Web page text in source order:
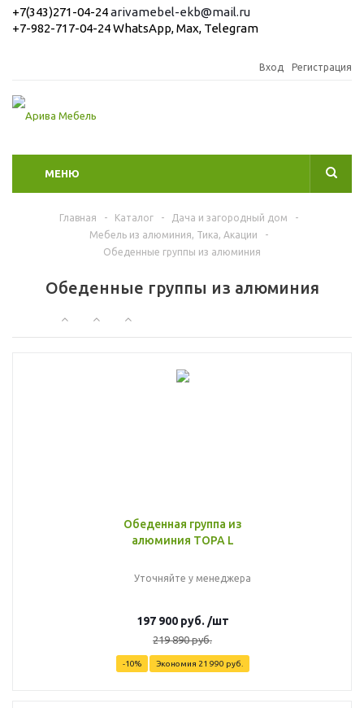
+7(343)271-04-24arivamebel-ekb@mail.ru
+7-982-717-04-24 WhatsApp, Max, Telegram
Вход Регистрация
МЕНЮ
Главная - Каталог - Дача и загородный дом
-
Мебель из алюминия, Тика, Акации
-
Обеденные группы из алюминия
Обеденные группы из алюминия
Обеденная группа из
алюминия TOPA L
Уточняйте у менеджера
197 900руб. /шт
219 890руб.
-10% Экономия 21 990 руб.